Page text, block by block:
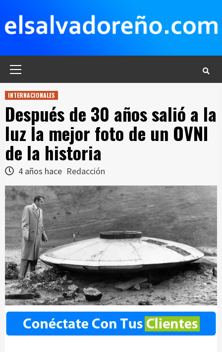
contenido
INTERNACIONALES
Después de 30 años salió a la
luz la mejor foto de un OVNI
de la historia
4 años hace Redacción